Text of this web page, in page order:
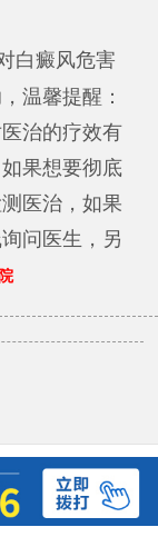
白癜风危害
温馨提醒：
治的疗效有
果想要彻底
医治，如果
问医生，另